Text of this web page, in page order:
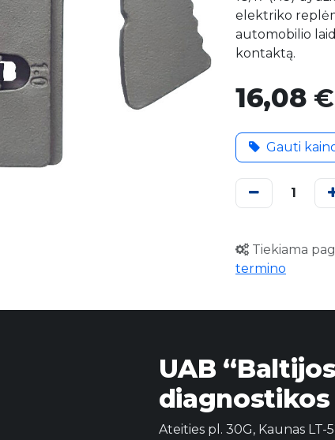
elektriko
automobilio
kontaktą.
16,08 €
Gauti
Tiekiama
termino
UAB
Ateities pl. 30G, Kaunas LT-